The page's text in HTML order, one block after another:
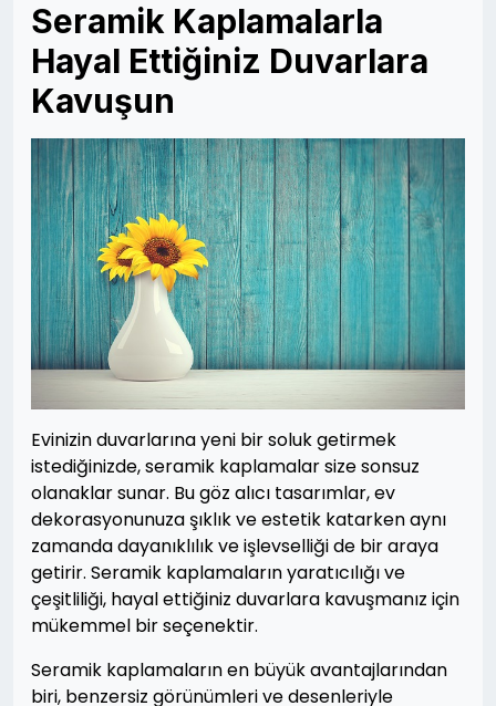
Seramik Kaplamalarla
Hayal Ettiğiniz Duvarlara
Kavuşun
Evinizin duvarlarına yeni bir soluk getirmek
istediğinizde, seramik kaplamalar size sonsuz
olanaklar sunar. Bu göz alıcı tasarımlar, ev
dekorasyonunuza şıklık ve estetik katarken aynı
zamanda dayanıklılık ve işlevselliği de bir araya
getirir. Seramik kaplamaların yaratıcılığı ve
çeşitliliği, hayal ettiğiniz duvarlara kavuşmanız için
mükemmel bir seçenektir.
Seramik kaplamaların en büyük avantajlarından
biri, benzersiz görünümleri ve desenleriyle